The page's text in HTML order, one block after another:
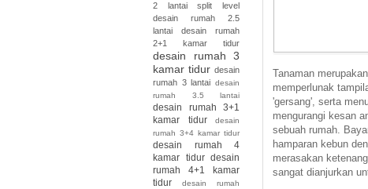
Tanaman
memperlunak
'gersang', serta
mengurangi kesan
sebuah rumah.
hamparan kebun
merasakan
sangat dianjurkan
2 lantai split level
desain rumah 2.5
lantai
desain rumah
2+1 kamar tidur
desain rumah 3
kamar tidur desain
rumah 3 lantai desain
rumah 3.5 lantai
desain rumah 3+1
kamar tidur
desain
rumah 3+4 kamar tidur
desain rumah 4
kamar tidur desain
rumah 4+1 kamar
tidur
desain rumah